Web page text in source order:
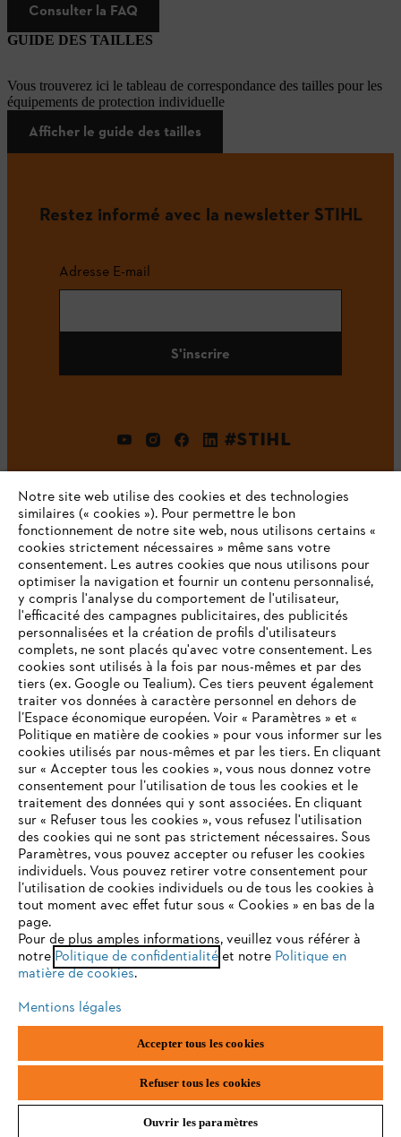
Consulter la FAQ
GUIDE DES TAILLES
Vous trouverez ici le tableau de correspondance des tailles pour les
équipements de protection individuelle
Afficher le guide des tailles
Restez informé avec la newsletter STIHL
Adresse E-mail
S'inscrire
#STIHL
L'Entreprise
STIHL FAQ
Contact
Politique de protection des données
Mentions légales Utilisation des cookies
Informations juridiques
België/Belgique
VAT Number: BE 0427.714.768
VOTRE NAVIGATEUR INTERNET
N'EST PLUS PRIS EN CHARGE
Vous utilisez un navigateur Internet que nous ne prenons plus
en charge, et certaines fonctionnalités de notre site ne
peuvent fonctionner correctement. Pour une utilisation
optimale de notre site, nous vous recommandons de passer à
l'un des navigateurs suivants :
firefox chrome
edge
Notre site web utilise des cookies et des technologies
similaires (« cookies »). Pour permettre le bon
fonctionnement de notre site web, nous utilisons certains «
cookies strictement nécessaires » même sans votre
consentement. Les autres cookies que nous utilisons pour
optimiser la navigation et fournir un contenu personnalisé,
y compris l'analyse du comportement de l'utilisateur,
l'efficacité des campagnes publicitaires, des publicités
personnalisées et la création de profils d'utilisateurs
complets, ne sont placés qu'avec votre consentement. Les
cookies sont utilisés à la fois par nous-mêmes et par des
tiers (ex. Google ou Tealium). Ces tiers peuvent également
traiter vos données à caractère personnel en dehors de
l’Espace économique européen. Voir « Paramètres » et «
Politique en matière de cookies » pour vous informer sur les
cookies utilisés par nous-mêmes et par les tiers. En cliquant
sur « Accepter tous les cookies », vous nous donnez votre
consentement pour l’utilisation de tous les cookies et le
traitement des données qui y sont associées. En cliquant
sur « Refuser tous les cookies », vous refusez l'utilisation
des cookies qui ne sont pas strictement nécessaires. Sous
Paramètres, vous pouvez accepter ou refuser les cookies
individuels. Vous pouvez retirer votre consentement pour
l’utilisation de cookies individuels ou de tous les cookies à
tout moment avec effet futur sous « Cookies » en bas de la
page.
Pour de plus amples informations, veuillez vous référer à
notre Politique de confidentialitéet notre Politique en
matière de cookies.
Mentions légales
Accepter tous les cookies
Refuser tous les cookies
Ouvrir les paramètres